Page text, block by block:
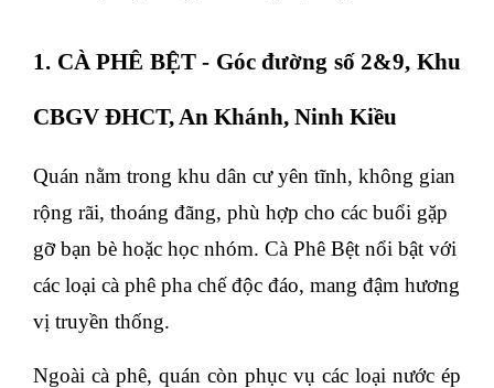
1. CÀ PHÊ BỆT - Góc đường số 2&9, Khu
CBGV ĐHCT, An Khánh, Ninh Kiều
Quán nằm trong khu dân cư yên tĩnh, không gian
rộng rãi, thoáng đãng, phù hợp cho các buổi gặp
gỡ bạn bè hoặc học nhóm. Cà Phê Bệt nổi bật với
các loại cà phê pha chế độc đáo, mang đậm hương
vị truyền thống.
Ngoài cà phê, quán còn phục vụ các loại nước ép